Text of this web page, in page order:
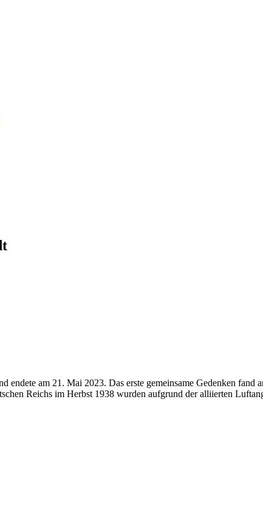
am 21. Mai 2023. Das erste gemeinsame Gedenken
Reichs im Herbst 1938 wurden aufgrund der alliierten